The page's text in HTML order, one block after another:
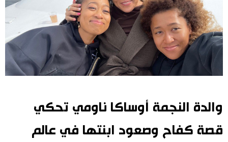
Français
Español
في العمق
إنفوغرافيك اليابان
سياحة وسفر
والدة النجمة أوساكا ناومي تحكي
قصة كفاح وصعود ابنتها في عالم